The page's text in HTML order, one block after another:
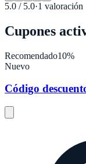
5.0 / 5.0·1 valoración
Cupones
Recomendado10%
Nuevo
Código